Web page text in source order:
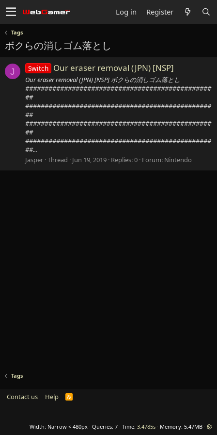
Log in Register
Tags
ボクらの消しゴム落とし
J Switch Our eraser removal (JPN) [NSP]
Our eraser removal (JPN) [NSP] ボクらの消しゴム落とし
################################################
##
################################################
##
################################################
##
################################################
##...
Jasper Thread Jun 19, 2019 Replies: 0 Forum: Nintendo
Tags
Contact us Help
R
Width Queries 7 Time 3.4785s Memory 5.47MB